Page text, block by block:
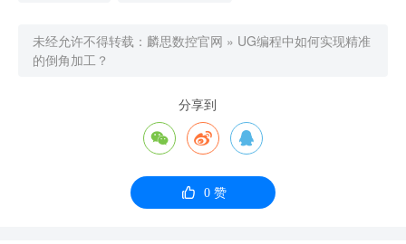
未经允许不得转载： 麟思数控官网 » UG编程中如何实现精准
的倒角加工？
分享到
  
 0赞